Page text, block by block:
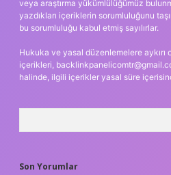
veya araştırma yükümlülüğümüz
yazdıkları içeriklerin sorumluluğunu
bu sorumluluğu kabul etmiş sayılırlar.
Hukuka ve yasal düzenlemelere aykırı
içerikleri,
halinde, ilgili içerikler yasal süre
Son Yorumlar